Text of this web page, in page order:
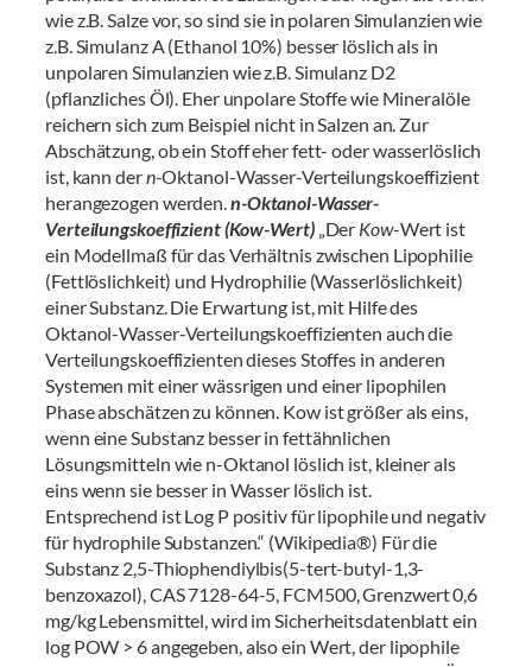
wie z.B. Salze vor, so sind sie in polaren Simulanzien wie
z.B. Simulanz A (Ethanol 10%) besser löslich als in
unpolaren Simulanzien wie z.B. Simulanz D2
(pflanzliches Öl). Eher unpolare Stoffe wie Mineralöle
reichern sich zum Beispiel nicht in Salzen an. Zur
Abschätzung, ob ein Stoff eher fett- oder wasserlöslich
ist, kann dern-Oktanol-Wasser-Verteilungskoeffizient
herangezogen werden.n-Oktanol-Wasser-
Verteilungskoeffizient (Kow-Wert)„Der Kow-Wert ist
ein Modellmaß für das Verhältnis zwischen Lipophilie
(Fettlöslichkeit) und Hydrophilie (Wasserlöslichkeit)
einer Substanz. Die Erwartung ist, mit Hilfe des
Oktanol-Wasser-Verteilungskoeffizienten auch die
Verteilungskoeffizienten dieses Stoffes in anderen
Systemen mit einer wässrigen und einer lipophilen
Phase abschätzen zu können. Kow ist größer als eins,
wenn eine Substanz besser in fettähnlichen
Lösungsmitteln wie n-Oktanol löslich ist, kleiner als
eins wenn sie besser in Wasser löslich ist.
Entsprechend ist Log P positiv für lipophile und negativ
für hydrophile Substanzen.“ (Wikipedia®) Für die
Substanz 2,5-Thiophendiylbis(5-tert-butyl-1,3-
benzoxazol), CAS 7128-64-5, FCM500, Grenzwert 0,6
mg/kg Lebensmittel, wird im Sicherheitsdatenblatt ein
log POW > 6 angegeben, also ein Wert, der lipophile